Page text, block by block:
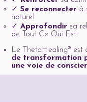
✓ Se reconnecter à
naturel
✓ Approfondir sa
de Tout Ce Qui Est
Le ThetaHealing® est
de transformation
une voie de